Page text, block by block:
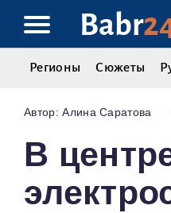
Babr
Регионы Сюжеты
Алина Саратова
В